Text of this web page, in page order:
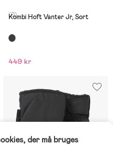
(0)
Kombi Hoft Vanter Jr, Sort
449 kr
der må bruges